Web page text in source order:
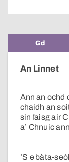
Gd
An Linnet
Ann an ochd
chaidh an
sin faisg air
a’ Chnuic
’S e bàta-